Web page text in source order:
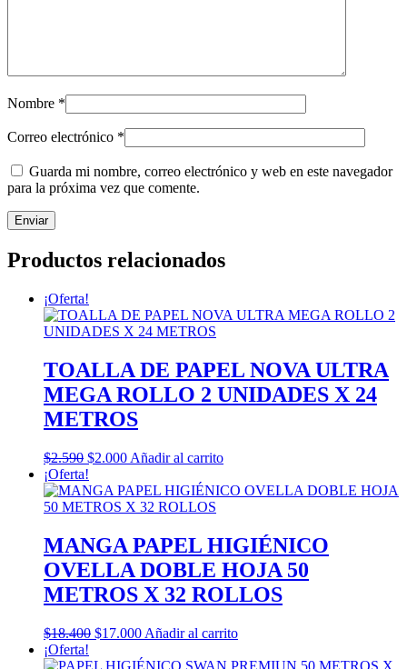
Nombre *
Correo electrónico *
Guarda mi nombre, correo electrónico y web en este navegador
para la próxima vez que comente.
Productos relacionados
¡Oferta!
TOALLA DE PAPEL NOVA ULTRA
MEGA ROLLO 2 UNIDADES X 24
METROS
$2.590 El
precio
original
era:
$2.000El
actual
es:
Añadir al carrito
¡Oferta!
MANGA PAPEL HIGIÉNICO
OVELLA DOBLE HOJA 50
METROS X 32 ROLLOS
$18.400 El
original
$17.000El
actual
Añadir al carrito
¡Oferta!